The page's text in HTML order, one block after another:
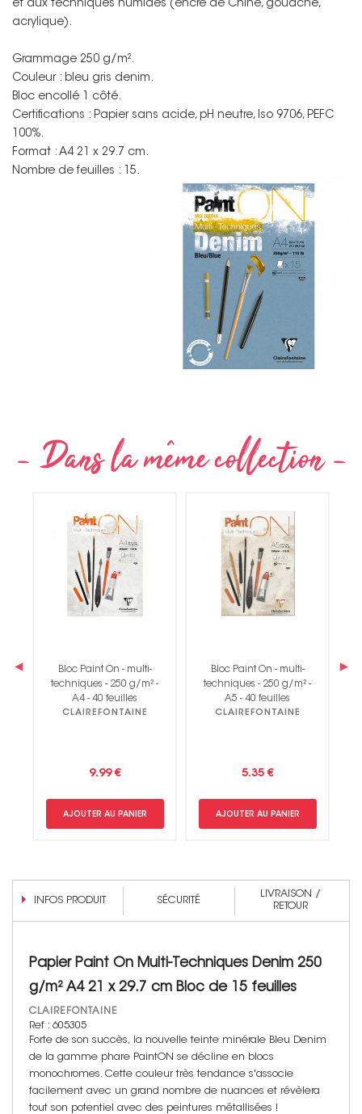
et aux techniques humides (encre de Chine, gouache,
acrylique).
Grammage 250 g/m².
Couleur : bleu gris denim.
Bloc encollé 1 côté.
Certifications : Papier sans acide, pH neutre, Iso 9706, PEFC
100%.
Format : A4 21 x 29.7 cm.
Nombre de feuilles : 15.
Bloc Paint On - multi-
techniques - 250 g/m² -
A4 - 40 feuilles
CLAIREFONTAINE
9.99 €
AJOUTER AU PANIER
Bloc Paint On - multi-
techniques - 250 g/m² -
A5 - 40 feuilles
CLAIREFONTAINE
5.35 €
AJOUTER AU PANIER
‹ ›
INFOS PRODUIT SÉCURITÉ
LIVRAISON /
RETOUR
Papier Paint On Multi-Techniques Denim 250
g/m² A4 21 x 29.7 cm Bloc de 15 feuilles
CLAIREFONTAINE
Ref : 605305
Forte de son succès, la nouvelle teinte minérale Bleu Denim
de la gamme phare PaintON se décline en blocs
monochromes. Cette couleur très tendance s'associe
facilement avec un grand nombre de nuances et révèlera
tout son potentiel avec des peintures métallisées !
Non merci !